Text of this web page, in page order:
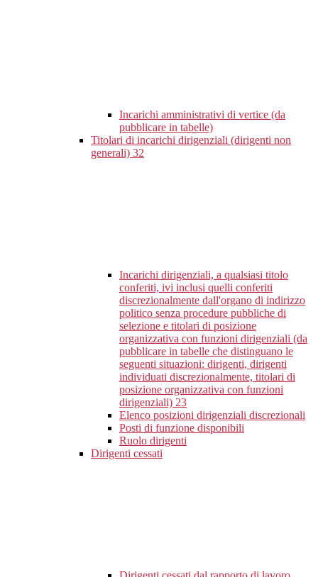
Incarichi amministrativi di vertice (da
pubblicare in tabelle)
Titolari di incarichi dirigenziali (dirigenti non
generali) 32
Incarichi dirigenziali, a qualsiasi titolo
conferiti, ivi inclusi quelli conferiti
discrezionalmente dall'organo di indirizzo
politico senza procedure pubbliche di
selezione e titolari di posizione
organizzativa con funzioni dirigenziali (da
pubblicare in tabelle che distinguano le
seguenti situazioni: dirigenti, dirigenti
individuati discrezionalmente, titolari di
posizione organizzativa con funzioni
dirigenziali) 23
Elenco posizioni dirigenziali discrezionali
Posti di funzione disponibili
Ruolo dirigenti
Dirigenti cessati